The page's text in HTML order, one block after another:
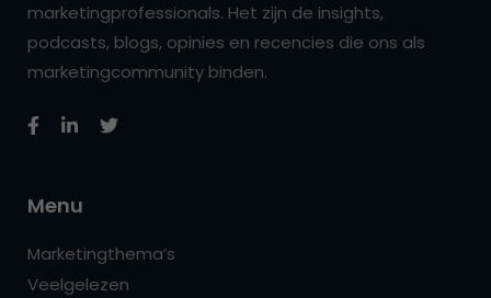
marketingprofessionals. Het zijn de insights,
podcasts, blogs, opinies en recencies die ons als
marketingcommunity binden.
Menu
Marketingthema’s
Veelgelezen